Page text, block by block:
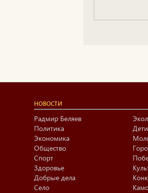
НОВОСТИ
Радмир Беляев
Политика
Экономика
Общество
Спорт
Здоровье
Добрые дела
Село
Дети